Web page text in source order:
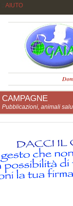
AIUTO
CAMPAGNE
Pubblicazioni, animali